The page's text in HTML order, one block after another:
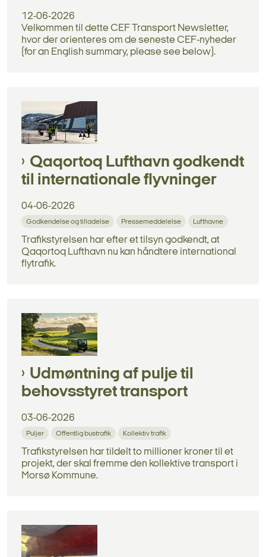
12-06-2026
Velkommen til dette CEF Transport Newsletter,
hvor der orienteres om de seneste CEF-nyheder
(for an English summary, please see below).
Qaqortoq Lufthavn godkendt
til internationale flyvninger
04-06-2026
Godkendelse og tilladelse Pressemeddelelse Lufthavne
Trafikstyrelsen har efter et tilsyn godkendt, at
Qaqortoq Lufthavn nu kan håndtere international
flytrafik.
Udmøntning af pulje til
behovsstyret transport
03-06-2026
Puljer Offentlig bustrafik Kollektiv trafik
Trafikstyrelsen har tildelt to millioner kroner til et
projekt, der skal fremme den kollektive transport i
Morsø Kommune.